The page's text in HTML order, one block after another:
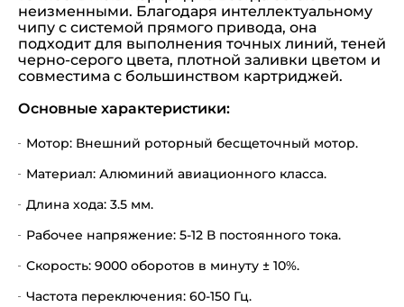
неизменными. Благодаря интеллектуальному
чипу с системой прямого привода, она
подходит для выполнения точных линий, теней
черно-серого цвета, плотной заливки цветом и
совместима с большинством картриджей.
Основные характеристики:
Мотор: Внешний роторный бесщеточный мотор.
Материал: Алюминий авиационного класса.
Длина хода: 3.5 мм.
Рабочее напряжение: 5-12 В постоянного тока.
Скорость: 9000 оборотов в минуту ± 10%.
Частота переключения: 60-150 Гц.